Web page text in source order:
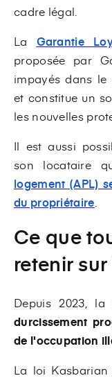
cadre légal.
La Garantie
proposée par
impayés dans le
et constitue un
les nouvelles
Il est aussi
son locataire
logement (APL)
du propriétaire
Ce que
retenir
Depuis 2023,
durcissement
de l'occupation
La loi